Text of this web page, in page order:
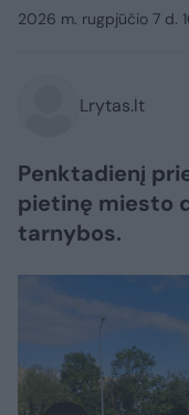
2026 m. rugpjūčio 7 d.
Lrytas.lt
Penktadienį
pietinę miesto
tarnybos.